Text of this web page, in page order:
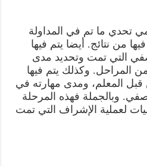
تحدي ما تم في المداولة
من نتائج. أيضا يتم فيها
التي تمت وتحديد مدى
المراحل. وكذلك يتم فيها
المعلم، ومدى مهارته في
وبالجملة فهذه المرحلة
لعملية الإشراف التي تمت